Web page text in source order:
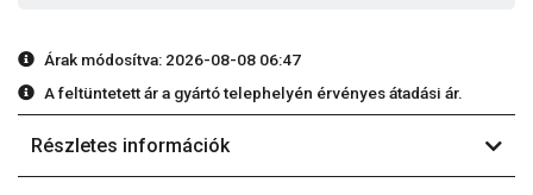
Árak módosítva: 2026-08-08 06:47
A feltüntetett ár a gyártó telephelyén érvényes átadási ár.
Részletes információk